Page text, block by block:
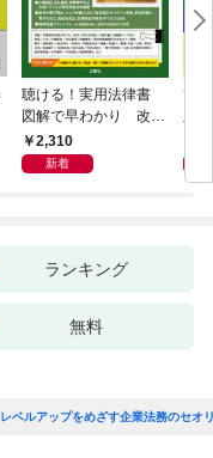
聴ける！実用法律書
図解で早わかり 改訂
新版 裁判・訴訟の法
律がわかる事典
2,310
新着
ひ
版
が
き
ランキング
無料
レベルアップをめざす企業法務のセ